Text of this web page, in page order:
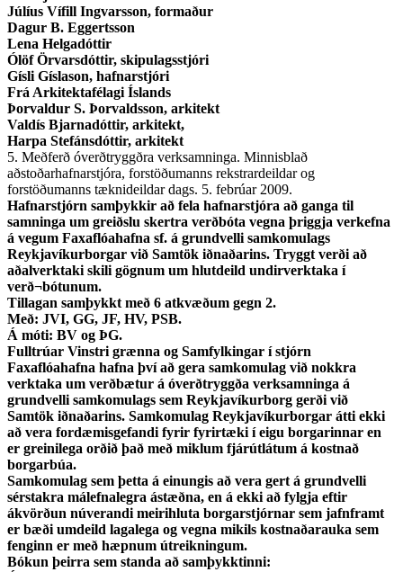
Júlíus Vífill Ingvarsson, formaður
Dagur B. Eggertsson
Lena Helgadóttir
Ólöf Örvarsdóttir, skipulagsstjóri
Gísli Gíslason, hafnarstjóri
Frá Arkitektafélagi Íslands
Þorvaldur S. Þorvaldsson, arkitekt
Valdís Bjarnadóttir, arkitekt,
Harpa Stefánsdóttir, arkitekt
5. Meðferð óverðtryggðra verksamninga. Minnisblað
aðstoðarhafnarstjóra, forstöðumanns rekstrardeildar og
forstöðumanns tæknideildar dags. 5. febrúar 2009.
Hafnarstjórn samþykkir að fela hafnarstjóra að ganga til
samninga um greiðslu skertra verðbóta vegna þriggja verkefna
á vegum Faxaflóahafna sf. á grundvelli samkomulags
Reykjavíkurborgar við Samtök iðnaðarins. Tryggt verði að
aðalverktaki skili gögnum um hlutdeild undirverktaka í
verð¬bótunum.
Tillagan samþykkt með 6 atkvæðum gegn 2.
Með: JVI, GG, JF, HV, PSB.
Á móti: BV og ÞG.
Fulltrúar Vinstri grænna og Samfylkingar í stjórn
Faxaflóahafna hafna því að gera samkomulag við nokkra
verktaka um verðbætur á óverðtryggða verksamninga á
grundvelli samkomulags sem Reykjavíkurborg gerði við
Samtök iðnaðarins. Samkomulag Reykjavíkurborgar átti ekki
að vera fordæmisgefandi fyrir fyrirtæki í eigu borgarinnar en
er greinilega orðið það með miklum fjárútlátum á kostnað
borgarbúa.
Samkomulag sem þetta á einungis að vera gert á grundvelli
sérstakra málefnalegra ástæðna, en á ekki að fylgja eftir
ákvörðun núverandi meirihluta borgarstjórnar sem jafnframt
er bæði umdeild lagalega og vegna mikils kostnaðarauka sem
fenginn er með hæpnum útreikningum.
Bókun þeirra sem standa að samþykktinni: